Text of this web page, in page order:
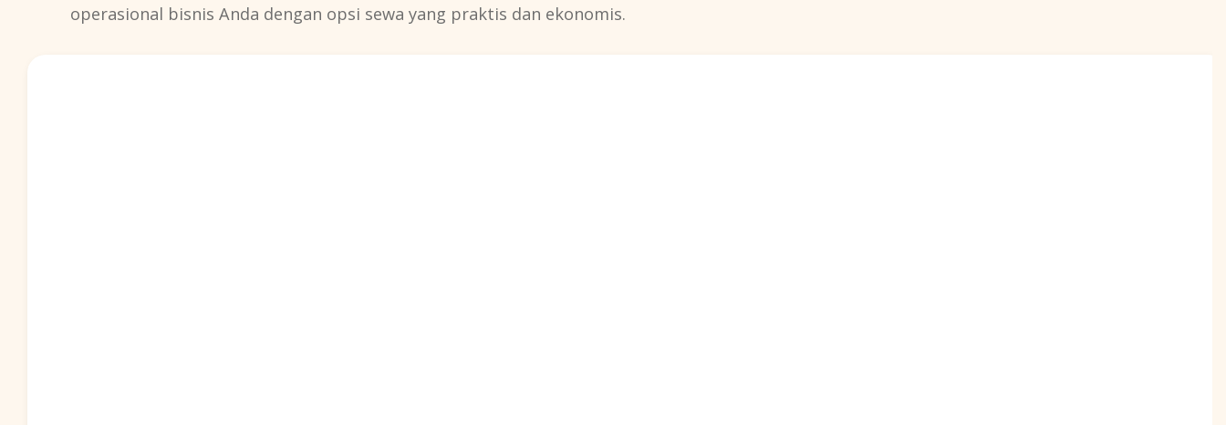
operasional bisnis Anda dengan opsi sewa yang praktis dan ekonomis.